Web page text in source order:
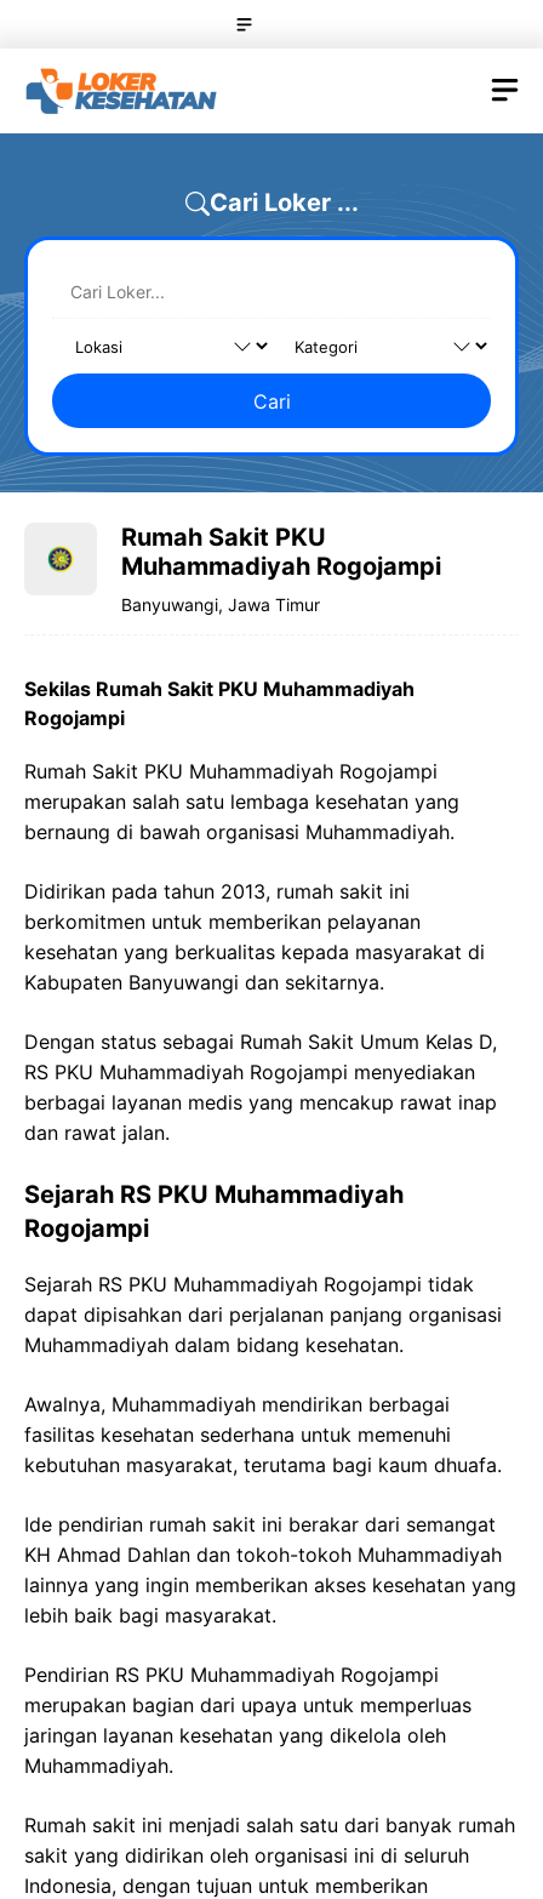
content
Cari Loker ...
Cari
Rumah Sakit PKU
Muhammadiyah Rogojampi
Banyuwangi, Jawa Timur
Sekilas Rumah Sakit PKU Muhammadiyah
Rogojampi
Rumah Sakit PKU Muhammadiyah Rogojampi
merupakan salah satu lembaga kesehatan yang
bernaung di bawah organisasi Muhammadiyah.
Didirikan pada tahun 2013, rumah sakit ini
berkomitmen untuk memberikan pelayanan
kesehatan yang berkualitas kepada masyarakat di
Kabupaten Banyuwangi dan sekitarnya.
Dengan status sebagai Rumah Sakit Umum Kelas D,
RS PKU Muhammadiyah Rogojampi menyediakan
berbagai layanan medis yang mencakup rawat inap
dan rawat jalan.
Sejarah RS PKU Muhammadiyah
Rogojampi
Sejarah RS PKU Muhammadiyah Rogojampi tidak
dapat dipisahkan dari perjalanan panjang organisasi
Muhammadiyah dalam bidang kesehatan.
Awalnya, Muhammadiyah mendirikan berbagai
fasilitas kesehatan sederhana untuk memenuhi
kebutuhan masyarakat, terutama bagi kaum dhuafa.
Ide pendirian rumah sakit ini berakar dari semangat
KH Ahmad Dahlan dan tokoh-tokoh Muhammadiyah
lainnya yang ingin memberikan akses kesehatan yang
lebih baik bagi masyarakat.
Pendirian RS PKU Muhammadiyah Rogojampi
merupakan bagian dari upaya untuk memperluas
jaringan layanan kesehatan yang dikelola oleh
Muhammadiyah.
Rumah sakit ini menjadi salah satu dari banyak rumah
sakit yang didirikan oleh organisasi ini di seluruh
Indonesia, dengan tujuan untuk memberikan